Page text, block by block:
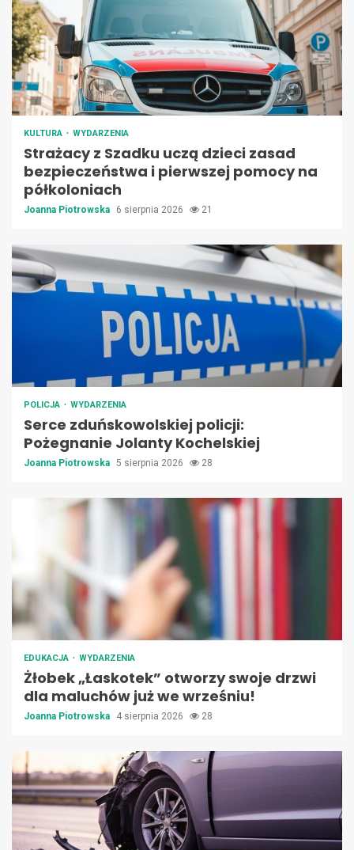
KULTURA WYDARZENIA
Strażacy z Szadku uczą dzieci zasad
bezpieczeństwa i pierwszej pomocy na
półkoloniach
Joanna Piotrowska 6 sierpnia 2026 21
POLICJA WYDARZENIA
Serce zduńskowolskiej policji:
Pożegnanie Jolanty Kochelskiej
Joanna Piotrowska 5 sierpnia 2026 28
EDUKACJA WYDARZENIA
Żłobek „Łaskotek” otworzy swoje drzwi
dla maluchów już we wrześniu!
Joanna Piotrowska 4 sierpnia 2026 28